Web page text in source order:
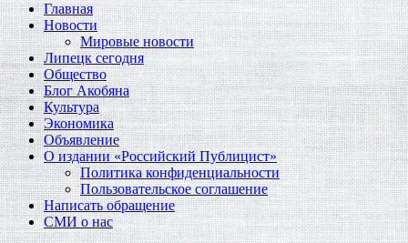
Главная
Новости
Мировые новости
Липецк сегодня
Общество
Блог Акобяна
Культура
Экономика
Объявление
О издании «Российский Публицист»
Политика конфиденциальности
Пользовательское соглашение
Написать обращение
СМИ о нас